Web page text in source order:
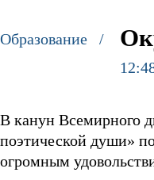
Образование /
В канун Всемирного
поэтической души»
огромным